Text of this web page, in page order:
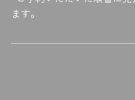
ます。